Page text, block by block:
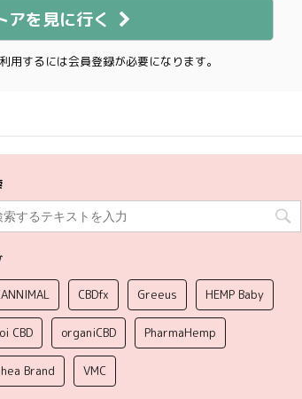
アを見に行く
するには会員登録が必要になります。
CBDfx Greeus HEMP Baby
CBD organiCBD PharmaHemp
Brand VMC